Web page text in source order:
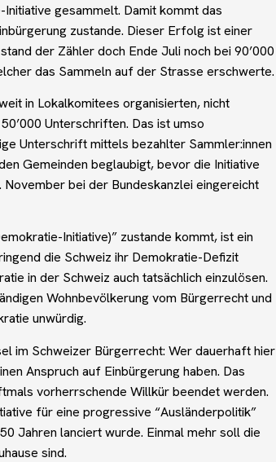
gesammelt. Damit kommt das
zustande. Dieser Erfolg ist einer
der Zähler doch Ende Juli noch bei 90’000
das Sammeln auf der Strasse erschwerte.
in Lokalkomitees organisierten, nicht
Unterschriften. Das ist umso
Unterschrift mittels bezahlter Sammler:innen
Gemeinden beglaubigt, bevor die Initiative
bei der Bundeskanzlei eingereicht
Initiative)” zustande kommt, ist ein
die Schweiz ihr Demokratie-Defizit
in der Schweiz auch tatsächlich einzulösen.
Wohnbevölkerung vom Bürgerrecht und
unwürdig.
im Schweizer Bürgerrecht: Wer dauerhaft hier
Anspruch auf Einbürgerung haben. Das
vorherrschende Willkür beendet werden.
für eine progressive “Ausländerpolitik”
Jahren lanciert wurde. Einmal mehr soll die
sind.